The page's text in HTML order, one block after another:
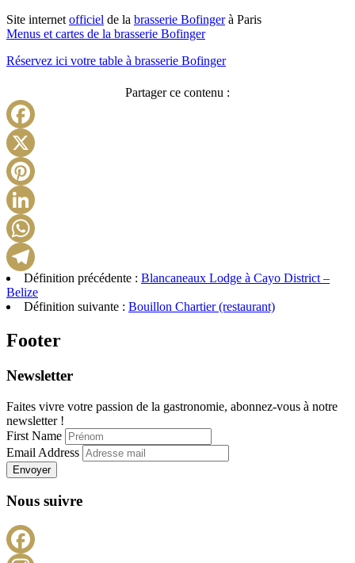
Site internet officiel de la brasserie Bofingerà Paris
Menus et cartes de la brasserie Bofinger
Réservez ici votre table à brasserie Bofinger
Partager ce contenu :
Telegram
Définition précédente : Blancaneaux Lodge à Cayo District –
Belize
Définition suivante : Bouillon Chartier (restaurant)
Footer
Newsletter
Faites vivre votre passion de la gastronomie, abonnez-vous à notre
newsletter !
First Name
Email Address
Envoyer
Nous suivre